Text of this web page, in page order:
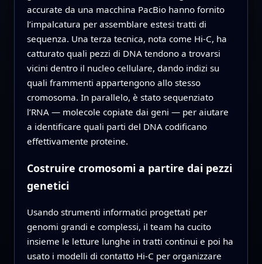
accurate da una macchina PacBio hanno fornito
l’impalcatura per assemblare estesi tratti di
sequenza. Una terza tecnica, nota come Hi-C, ha
catturato quali pezzi di DNA tendono a trovarsi
vicini dentro il nucleo cellulare, dando indizi su
quali frammenti appartengono allo stesso
cromosoma. In parallelo, è stato sequenziato
l’RNA — molecole copiate dai geni — per aiutare
a identificare quali parti del DNA codificano
effettivamente proteine.
Costruire cromosomi a partire dai pezzi
genetici
Usando strumenti informatici progettati per
genomi grandi e complessi, il team ha cucito
insieme le letture lunghe in tratti continui e poi ha
usato i modelli di contatto Hi-C per organizzare